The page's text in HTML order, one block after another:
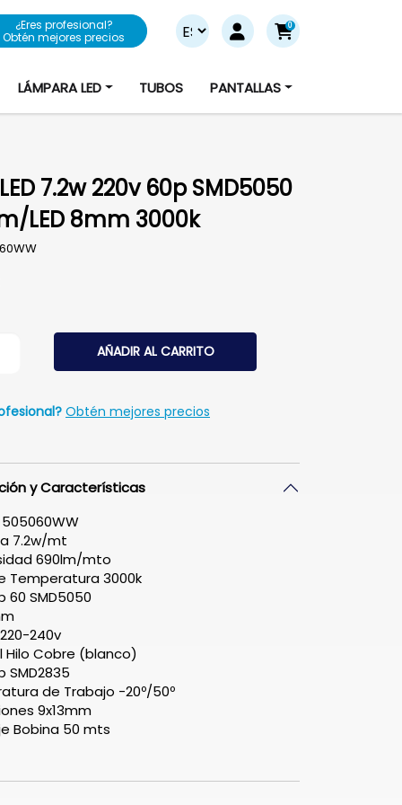
¿Eres profesional?
Obtén mejores precios
0
LÁMPARA LED TUBOS PANTALLAS
7.2w 220v 60p SMD5050
LED 8mm 3000k
7.2w 220v 60p SMD5050 690lm/LED 8mm 3000k
AÑADIR AL CARRITO
Obtén mejores precios
y Características
7.2w/mt
690lm/mto
Temperatura 3000k
60 SMD5050
240v
Hilo Cobre (blanco)
SMD2835
de Trabajo -20º/50º
9x13mm
Bobina 50 mts